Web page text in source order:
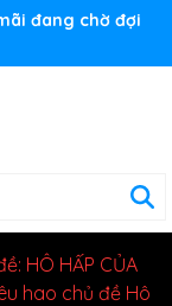
đang chờ đợi
HÔ HẤP CỦA
hao chủ đề Hô